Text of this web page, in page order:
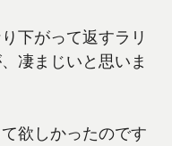
下がって返すラリ
凄まじいと思いま
欲しかったのです